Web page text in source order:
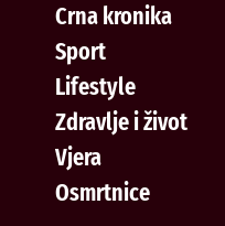
Crna kronika
Sport
Lifestyle
Zdravlje i život
Vjera
Osmrtnice